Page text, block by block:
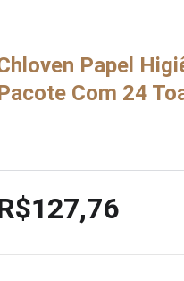
Papel
Com 24